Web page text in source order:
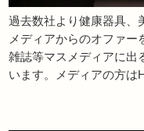
過去数社より健康器具、
メディアからのオファ
雑誌等マスメディアに出
います。メディアの方は